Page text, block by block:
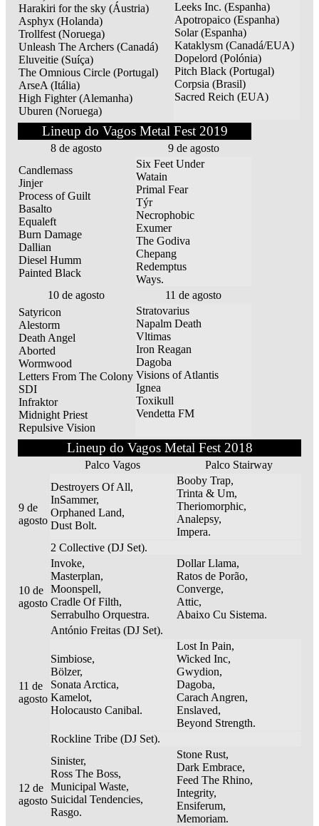
Harakiri for the sky (Áustria)
Asphyx (Holanda)
Trollfest (Noruega)
Unleash The Archers (Canadá)
Eluveitie (Suíça)
The Omnious Circle (Portugal)
ArseA (Itália)
High Fighter (Alemanha)
Uburen (Noruega)
Leeks Inc. (Espanha)
Apotropaico (Espanha)
Solar (Espanha)
Kataklysm (Canadá/EUA)
Dopelord (Polónia)
Pitch Black (Portugal)
Corpsia (Brasil)
Sacred Reich (EUA)
Lineup do Vagos Metal Fest 2019
8 de agosto
9 de agosto
Candlemass
Jinjer
Process of Guilt
Basalto
Equaleft
Burn Damage
Dallian
Diesel Humm
Painted Black
Six Feet Under
Watain
Primal Fear
Týr
Necrophobic
Exumer
The Godiva
Chepang
Redemptus
Ways.
10 de agosto
11 de agosto
Satyricon
Alestorm
Death Angel
Aborted
Wormwood
Letters From The Colony
SDI
Infraktor
Midnight Priest
Repulsive Vision
Stratovarius
Napalm Death
Vltimas
Iron Reagan
Dagoba
Visions of Atlantis
Ignea
Toxikull
Vendetta FM
Lineup do Vagos Metal Fest 2018
Palco Vagos Palco Stairway
9 de
agosto
Destroyers Of All,
InSammer,
Orphaned Land,
Dust Bolt.
Booby Trap,
Trinta & Um,
Theriomorphic,
Analepsy,
Impera.
2 Collective (DJ Set).
10 de
agosto
Invoke,
Masterplan,
Moonspell,
Cradle Of Filth,
Serrabulho Orquestra.
Dollar Llama,
Ratos de Porão,
Converge,
Attic,
Abaixo Cu Sistema.
António Freitas (DJ Set).
11 de
agosto
Simbiose,
Bölzer,
Sonata Arctica,
Kamelot,
Holocausto Canibal.
Lost In Pain,
Wicked Inc,
Gwydion,
Dagoba,
Carach Angren,
Enslaved,
Beyond Strength.
Rockline Tribe (DJ Set).
12 de
agosto
Sinister,
Ross The Boss,
Municipal Waste,
Suicidal Tendencies,
Rasgo.
Stone Rust,
Dark Embrace,
Feed The Rhino,
Integrity,
Ensiferum,
Memoriam.